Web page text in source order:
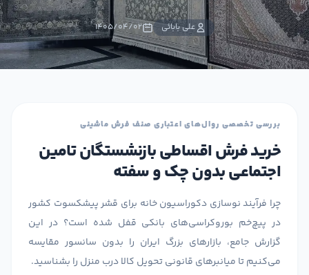
علی بابائی ۱۴۰۵/۰۴/۰۲
بررسی تخصصی روال‌های اعتباری صنف فرش ماشینی
خرید فرش اقساطی بازنشستگان تامین
اجتماعی بدون چک و سفته
چرا فرآیند نوسازی دکوراسیون خانه برای قشر پیشکسوت کشور
در پیچ‌خم بوروکراسی‌های بانکی قفل شده است؟ در این
گزارش جامع، بازارهای بزرگ ایران را بدون سانسور مقایسه
می‌کنیم تا میانبرهای قانونی تحویل کالا درب منزل را بشناسید.